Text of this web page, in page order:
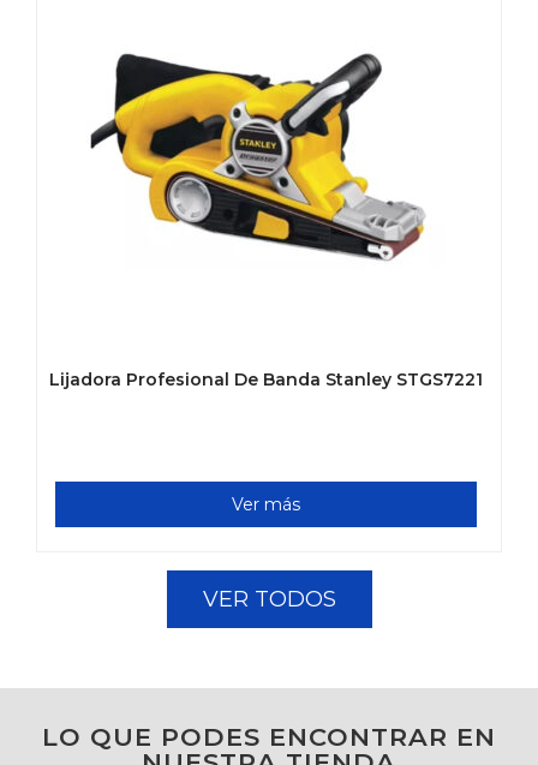
Lijadora Profesional De Banda Stanley STGS7221
Ver más
VER TODOS
LO QUE PODES ENCONTRAR EN